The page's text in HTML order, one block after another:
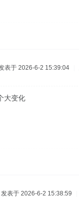
表于 2026-6-2 15:39:04
大变化
发表于 2026-6-2 15:38:59